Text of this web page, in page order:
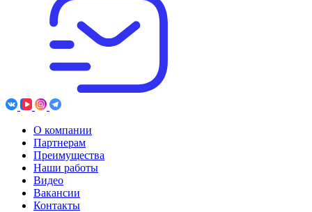
О компании
Партнерам
Преимущества
Наши работы
Видео
Вакансии
Контакты